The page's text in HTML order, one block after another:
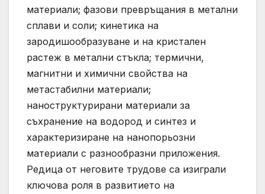
материали; фазови превръщания в метални
сплави и соли; кинетика на
зародишообразуване и на кристален
растеж в метални стъкла; термични,
магнитни и химични свойства на
метастабилни материали;
наноструктурирани материали за
съхранение на водород и синтез и
характеризиране на нанопорьозни
материали с разнообразни приложения.
Редица от неговите трудове са изиграли
ключова роля в развитието на